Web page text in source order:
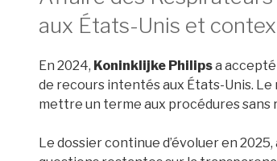
aux États-Unis et
En 2024, Koninklijke Philipsa
de recours intentés aux États-Unis.
mettre un terme aux procédures
Le dossier continue d’évoluer en